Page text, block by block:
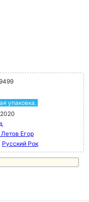
упаковка.
Егор
Русский Рок